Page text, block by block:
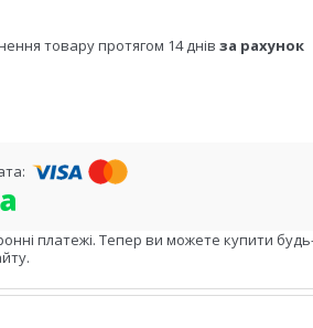
товару протягом 14 днів за рахунок
платежі. Тепер ви можете купити